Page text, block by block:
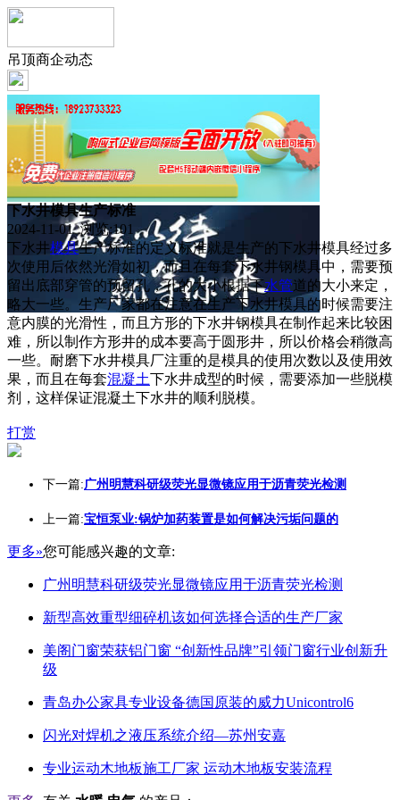
吊顶商企动态
下水井模具生产标准
2024-11-01 浏览:101
下水井模具生产标准的定义标准就是生产的下水井模具经过多
次使用后依然光滑如初，而且在每套下水井钢模具中，需要预
留出底部穿管的预留孔，孔的大小根据下水管道的大小来定，
略大一些。生产厂家都在注意在生产下水井模具的时候需要注
意内膜的光滑性，而且方形的下水井钢模具在制作起来比较困
难，所以制作方形井的成本要高于圆形井，所以价格会稍微高
一些。耐磨下水井模具厂注重的是模具的使用次数以及使用效
果，而且在每套混凝土下水井成型的时候，需要添加一些脱模
剂，这样保证混凝土下水井的顺利脱模。
打赏
下一篇:广州明慧科研级荧光显微镜应用于沥青荧光检测
上一篇:宝恒泵业:锅炉加药装置是如何解决污垢问题的
更多»您可能感兴趣的文章:
广州明慧科研级荧光显微镜应用于沥青荧光检测
新型高效重型细碎机该如何选择合适的生产厂家
美阁门窗荣获铝门窗 “创新性品牌”引领门窗行业创新升
级
青岛办公家具专业设备德国原装的威力Unicontrol6
闪光对焊机之液压系统介绍—苏州安嘉
专业运动木地板施工厂家 运动木地板安装流程